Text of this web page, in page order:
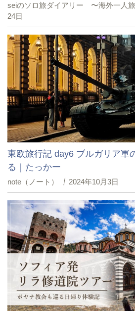
seiのソロ旅ダイアリー 〜海外一人
24日
東欧旅行記 day6 ブルガリア軍
る｜たっかー
note（ノート） 2024年10月3日